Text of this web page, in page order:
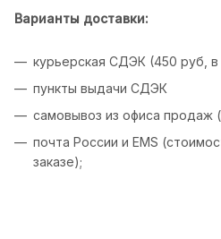
Варианты доставки:
курьерская СДЭК (450 руб,
пункты выдачи СДЭК
самовывоз из офиса продаж
почта России и EMS
заказе);